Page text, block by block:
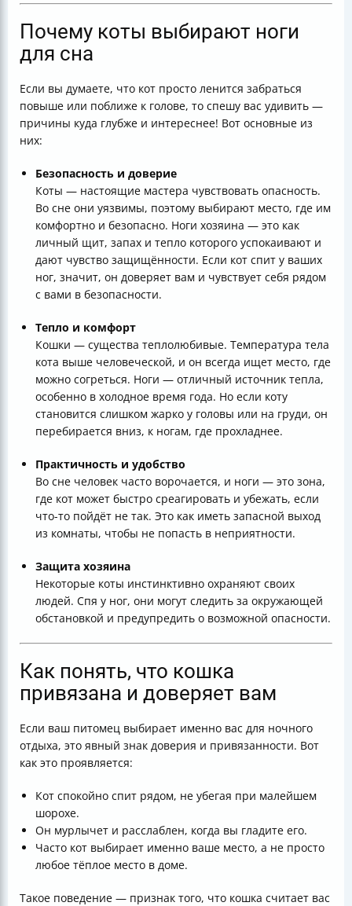
Почему коты выбирают ноги
для сна
Если вы думаете, что кот просто ленится забраться
повыше или поближе к голове, то спешу вас удивить —
причины куда глубже и интереснее! Вот основные из
них:
Безопасность и доверие
Коты — настоящие мастера чувствовать опасность.
Во сне они уязвимы, поэтому выбирают место, где им
комфортно и безопасно. Ноги хозяина — это как
личный щит, запах и тепло которого успокаивают и
дают чувство защищённости. Если кот спит у ваших
ног, значит, он доверяет вам и чувствует себя рядом
с вами в безопасности.
Тепло и комфорт
Кошки — существа теплолюбивые. Температура тела
кота выше человеческой, и он всегда ищет место, где
можно согреться. Ноги — отличный источник тепла,
особенно в холодное время года. Но если коту
становится слишком жарко у головы или на груди, он
перебирается вниз, к ногам, где прохладнее.
Практичность и удобство
Во сне человек часто ворочается, и ноги — это зона,
где кот может быстро среагировать и убежать, если
что-то пойдёт не так. Это как иметь запасной выход
из комнаты, чтобы не попасть в неприятности.
Защита хозяина
Некоторые коты инстинктивно охраняют своих
людей. Спя у ног, они могут следить за окружающей
обстановкой и предупредить о возможной опасности.
Как понять, что кошка
привязана и доверяет вам
Если ваш питомец выбирает именно вас для ночного
отдыха, это явный знак доверия и привязанности. Вот
как это проявляется:
Кот спокойно спит рядом, не убегая при малейшем
шорохе.
Он мурлычет и расслаблен, когда вы гладите его.
Часто кот выбирает именно ваше место, а не просто
любое тёплое место в доме.
Такое поведение — признак того, что кошка считает вас